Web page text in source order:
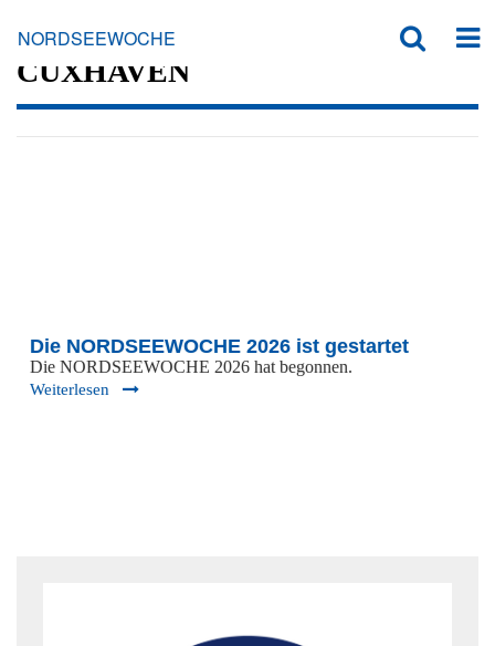
NORDSEEWOCHE
GARMIN-CUP HAMBURG-
CUXHAVEN
Die NORDSEEWOCHE 2026 ist gestartet
Die NORDSEEWOCHE 2026 hat begonnen.
Weiterlesen